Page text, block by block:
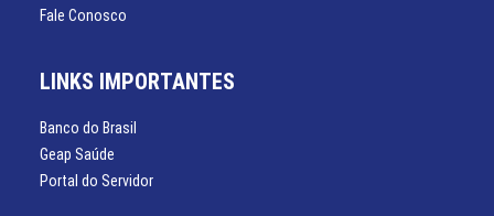
Fale Conosco
LINKS IMPORTANTES
Banco do Brasil
Geap Saúde
Portal do Servidor